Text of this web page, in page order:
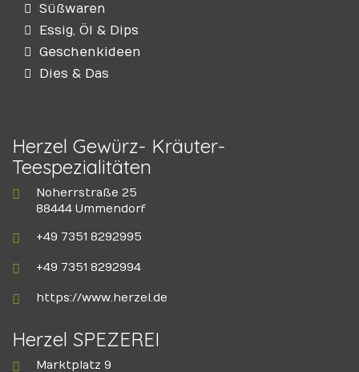
Süßwaren
Essig, Öl & Dips
Geschenkideen
Dies & Das
Herzel Gewürz- Kräuter-
Teespezialitäten
Noherrstraße 25
88444 Ummendorf
+49 7351 8292995
+49 7351 8292994
https://www.herzel.de
Herzel SPEZEREI
Marktplatz 9